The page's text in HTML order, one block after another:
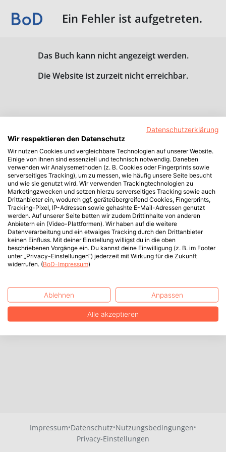
Ein Fehler ist aufgetreten.
Das Buch kann nicht angezeigt werden.
Die Website ist zurzeit nicht erreichbar.
Impressum·Datenschutz·Nutzungsbedingungen·
Privacy-Einstellungen
Datenschutzerklärung
Wir respektieren den Datenschutz
Wir nutzen Cookies und vergleichbare Technologien auf unserer Website.
Einige von ihnen sind essenziell und technisch notwendig. Daneben
verwenden wir Analysemethoden (z. B. Cookies oder Fingerprints sowie
serverseitiges Tracking), um zu messen, wie häufig unsere Seite besucht
und wie sie genutzt wird. Wir verwenden Trackingtechnologien zu
Marketingzwecken und setzen hierzu serverseitiges Tracking sowie auch
Drittanbieter ein, wodurch ggf. geräteübergreifend Cookies, Fingerprints,
Tracking-Pixel, IP-Adressen sowie gehashte E-Mail-Adressen genutzt
werden. Auf unserer Seite betten wir zudem Drittinhalte von anderen
Anbietern ein (Video-Plattformen). Wir haben auf die weitere
Datenverarbeitung und ein etwaiges Tracking durch den Drittanbieter
keinen Einfluss. Mit deiner Einstellung willigst du in die oben
beschriebenen Vorgänge ein. Du kannst deine Einwilligung (z. B. im Footer
unter „Privacy-Einstellungen“) jederzeit mit Wirkung für die Zukunft
widerrufen. (BoD-Impressum)
Ablehnen Anpassen
Alle akzeptieren